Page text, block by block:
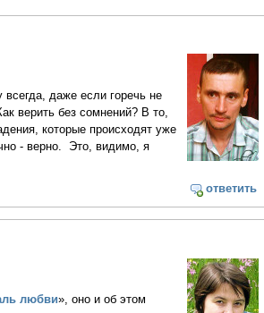
даже если горечь не
верить без сомнений? В то,
которые происходят уже
- верно. Это, видимо, я
ответить
любви», оно и об этом